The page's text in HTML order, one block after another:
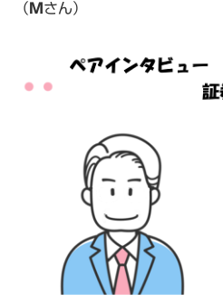
（ Ｍ さん）